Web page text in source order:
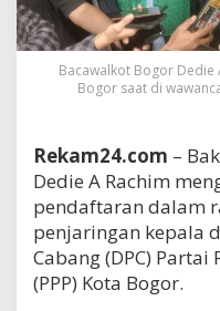
Bacawalkot Bogor Dedie
Bogor saat di
Rekam24.com –
Dedie A Rachim
pendaftaran dalam
penjaringan kepala
Cabang (DPC)
(PPP) Kota Bogor.